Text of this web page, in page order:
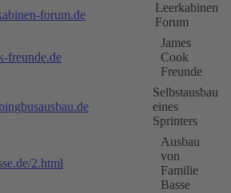
forum.de
Leerkabinen
Forum
freunde.de
James
Cook
Freunde
Selbstausbau
eines
Sprinters
2.html
Ausbau
von
Familie
Basse